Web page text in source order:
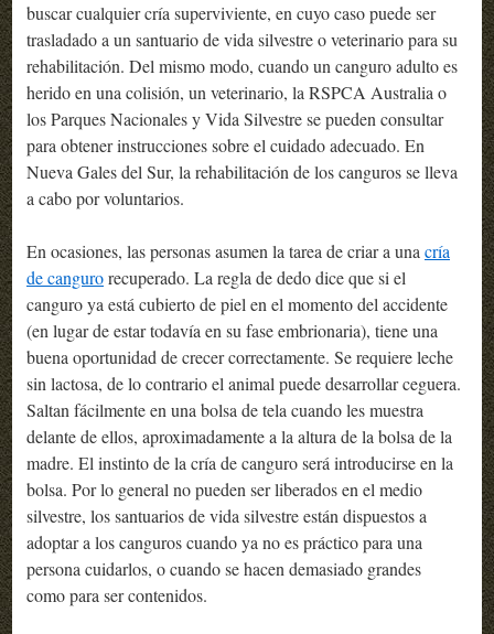
buscar cualquier cría superviviente, en cuyo caso puede ser
trasladado a un santuario de vida silvestre o veterinario para su
rehabilitación. Del mismo modo, cuando un canguro adulto es
herido en una colisión, un veterinario, la RSPCA Australia o
los Parques Nacionales y Vida Silvestre se pueden consultar
para obtener instrucciones sobre el cuidado adecuado. En
Nueva Gales del Sur, la rehabilitación de los canguros se lleva
a cabo por voluntarios.
En ocasiones, las personas asumen la tarea de criar a una cría
de cangurorecuperado. La regla de dedo dice que si el
canguro ya está cubierto de piel en el momento del accidente
(en lugar de estar todavía en su fase embrionaria), tiene una
buena oportunidad de crecer correctamente. Se requiere leche
sin lactosa, de lo contrario el animal puede desarrollar ceguera.
Saltan fácilmente en una bolsa de tela cuando les muestra
delante de ellos, aproximadamente a la altura de la bolsa de la
madre. El instinto de la cría de canguro será introducirse en la
bolsa. Por lo general no pueden ser liberados en el medio
silvestre, los santuarios de vida silvestre están dispuestos a
adoptar a los canguros cuando ya no es práctico para una
persona cuidarlos, o cuando se hacen demasiado grandes
como para ser contenidos.